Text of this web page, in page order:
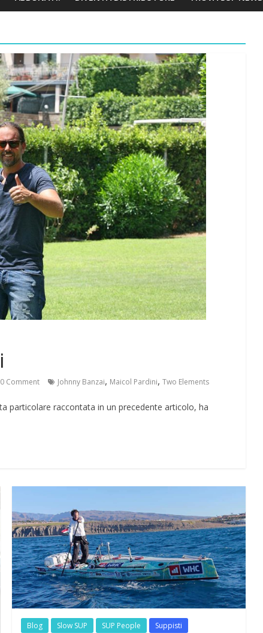
0 Comment Johnny Banzai, Maicol Pardini, Two Elements
particolare raccontata in un precedente articolo, ha
Blog Slow SUP SUP People Suppisti